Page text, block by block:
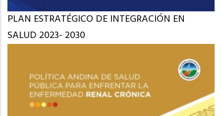
PLAN ESTRATÉGICO DE INTEGRACIÓN EN
SALUD 2023- 2030